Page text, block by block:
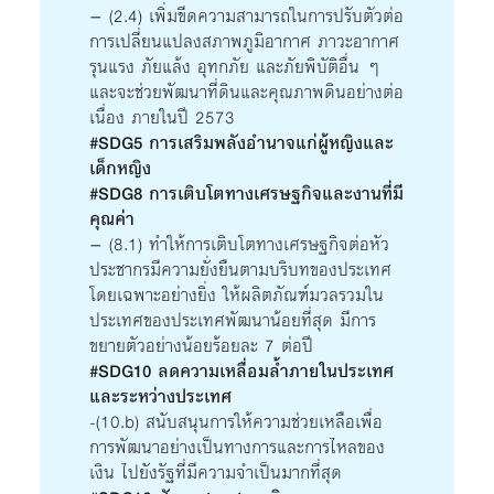
– (2.4) เพิ่มขีดความสามารถในการปรับตัวต่อ
การเปลี่ยนแปลงสภาพภูมิอากาศ ภาวะอากาศ
รุนแรง ภัยแล้ง อุทกภัย และภัยพิบัติอื่น ๆ
และจะช่วยพัฒนาที่ดินและคุณภาพดินอย่างต่อ
เนื่อง ภายในปี 2573
#SDG5 การเสริมพลังอำนาจแก่ผู้หญิงและ
เด็กหญิง
#SDG8 การเติบโตทางเศรษฐกิจและงานที่มี
คุณค่า
– (8.1) ทำให้การเติบโตทางเศรษฐกิจต่อหัว
ประชากรมีความยั่งยืนตามบริบทของประเทศ
โดยเฉพาะอย่างยิ่ง ให้ผลิตภัณฑ์มวลรวมใน
ประเทศของประเทศพัฒนาน้อยที่สุด มีการ
ขยายตัวอย่างน้อยร้อยละ 7 ต่อปี
#SDG10 ลดความเหลื่อมล้ำภายในประเทศ
และระหว่างประเทศ
-(10.b) สนับสนุนการให้ความช่วยเหลือเพื่อ
การพัฒนาอย่างเป็นทางการและการไหลของ
เงิน ไปยังรัฐที่มีความจำเป็นมากที่สุด